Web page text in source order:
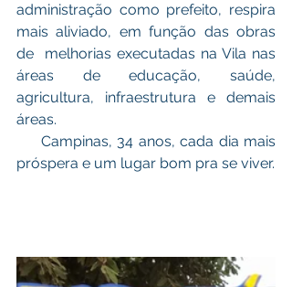
administração como prefeito, respira
mais aliviado, em função das obras
de  melhorias executadas na Vila nas
áreas de educação, saúde,
agricultura, infraestrutura e demais
áreas.
próspera e um lugar bom pra se viver.